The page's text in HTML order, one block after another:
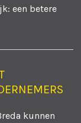
een betere
kunnen